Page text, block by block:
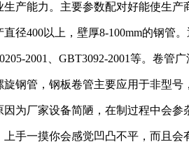
产能力。主要参数配对好能使生产
400以上，壁厚8-100mm的钢管。
2001、GBT3092-2001等。卷管
管，钢板卷管主要应用于非型号
厂家设备简陋，在制过程中会参
一摸你会感觉凹凸不平，而且会